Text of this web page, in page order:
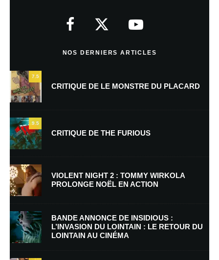
Nom*
E-mail *
Enregistrer mon nom, mon e-mail et mon site dans le navigateur pour
mon prochain commentaire.
NOS DERNIERS ARTICLES
7.5
CRITIQUE DE LE MONSTRE DU PLACARD
9.5
CRITIQUE DE THE FURIOUS
VIOLENT NIGHT 2 : TOMMY WIRKOLA
PROLONGE NOËL EN ACTION
BANDE ANNONCE DE INSIDIOUS :
L’INVASION DU LOINTAIN : LE RETOUR DU
LOINTAIN AU CINÉMA